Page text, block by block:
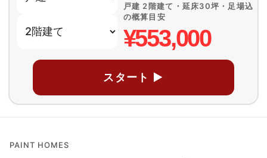
戸建 2階建て・延床30坪・足場込
の概算目安
¥553,000
スタート ▶
PAINT HOMES